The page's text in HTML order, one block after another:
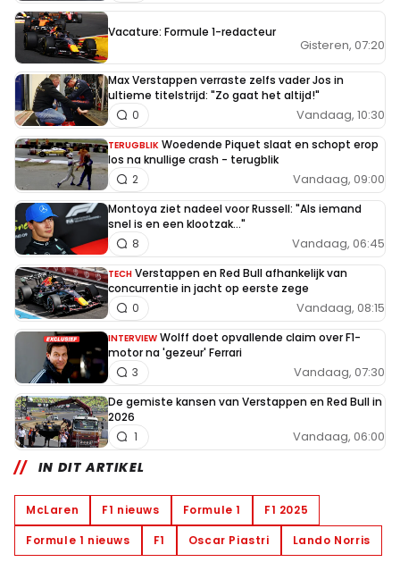
Vacature: Formule 1-redacteur
Gisteren, 07:20
Max Verstappen verraste zelfs vader Jos in
ultieme titelstrijd: "Zo gaat het altijd!"
Vandaag, 10:30
0
TERUGBLIK Woedende Piquet slaat en schopt erop
los na knullige crash - terugblik
Vandaag, 09:00
2
Montoya ziet nadeel voor Russell: "Als iemand
snel is en een klootzak..."
Vandaag, 06:45
8
TECH Verstappen en Red Bull afhankelijk van
concurrentie in jacht op eerste zege
Vandaag, 08:15
0
INTERVIEW Wolff doet opvallende claim over F1-
motor na 'gezeur' Ferrari
Vandaag, 07:30
3
De gemiste kansen van Verstappen en Red Bull in
2026
Vandaag, 06:00
1
IN DIT ARTIKEL
McLaren F1 nieuws Formule 1
F1 2025
Formule 1 nieuws
F1 Oscar Piastri Lando Norris